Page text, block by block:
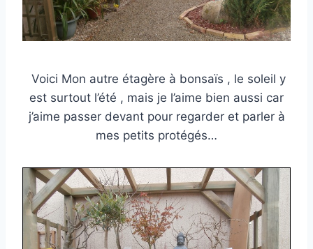
Voici Mon autre étagère à bonsaïs , le soleil y
est surtout l’été , mais je l’aime bien aussi car
j’aime passer devant pour regarder et parler à
mes petits protégés…